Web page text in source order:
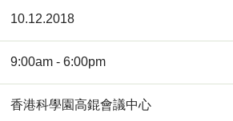
10.12.2018
9:00am - 6:00pm
香港科學園高錕會議中心